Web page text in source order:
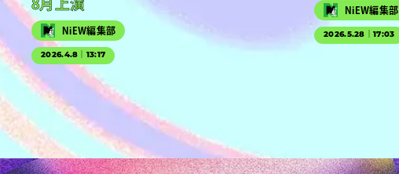
8月上演
NiEW編集部
2026.4.8｜13:17
NiEW編集部
2026.5.28｜17:03